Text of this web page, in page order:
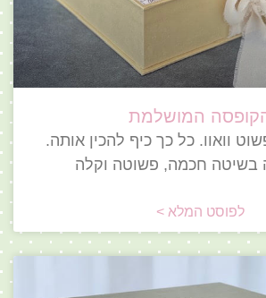
המושלמת
וואוו. כל כך כיף להכין אותה.
בשיטה חכמה, פשוטה וקלה
לפוסט המלא >